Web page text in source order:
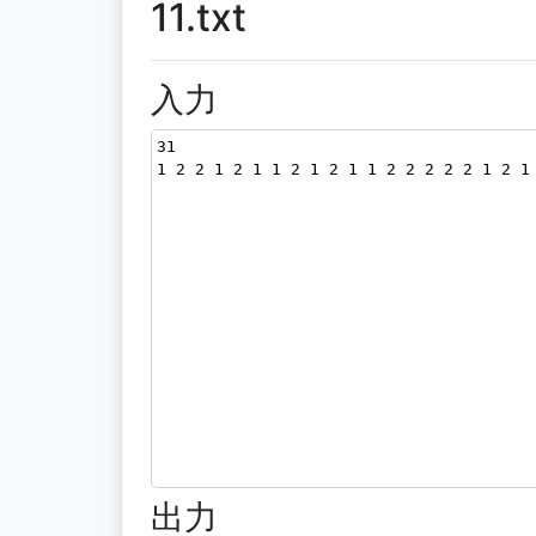
11.txt
入力
31
1 2 2 1 2 1 1 2 1 2 1 1 2 2 2 2 2 1 2
出力